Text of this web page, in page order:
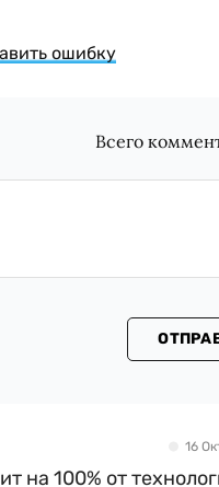
ошибку
Всего
16
на 100% от